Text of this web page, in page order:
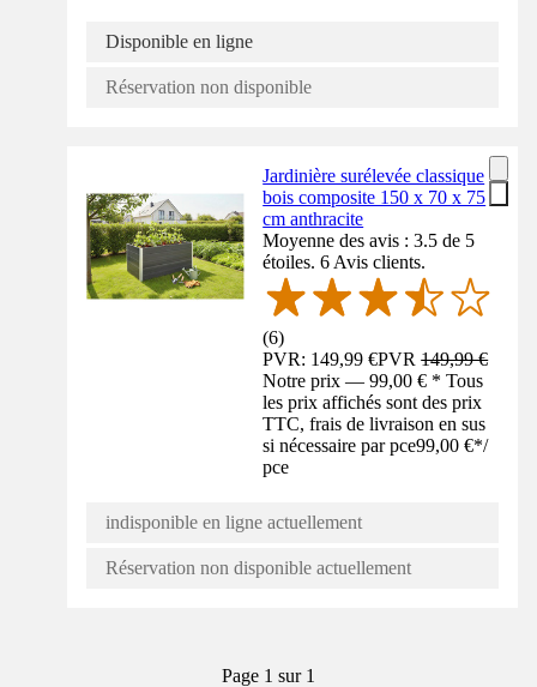
Disponible en ligne
Réservation non disponible
Jardinière surélevée classique
bois composite 150 x 70 x 75
cm anthracite
Moyenne des avis : 3.5 de 5
étoiles. 6 Avis clients.
(6)
PVR: 149,99 €PVR149,99 €
Notre prix — 99,00 € * Tous
les prix affichés sont des prix
TTC, frais de livraison en sus
si nécessaire par pce99,00 €*/
pce
indisponible en ligne actuellement
Réservation non disponible actuellement
Page 1 sur 1